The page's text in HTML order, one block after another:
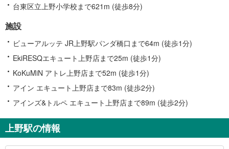
台東区立上野小学校まで621m (徒歩8分)
施設
ビューアルッテ JR上野駅パンダ橋口まで64m (徒歩1分)
EkiRESQエキュート上野店まで25m (徒歩1分)
KoKuMiN アトレ上野店まで52m (徒歩1分)
アイン エキュート上野店まで83m (徒歩2分)
アインズ&トルペ エキュート上野店まで89m (徒歩2分)
上野駅の情報